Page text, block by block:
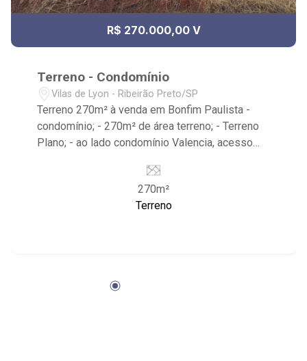
R$ 270.000,00 V
Terreno - Condomínio
Vilas de Lyon - Ribeirão Preto/SP
Terreno 270m² à venda em Bonfim Paulista -
condomínio; - 270m² de área terreno; - Terreno
Plano; - ao lado condomínio Valencia, acesso
Cervejaria Walfänger, Cenourão e Dom Miguel
Churrasco Burguer. - condomínio com portaria
270m²
Terreno